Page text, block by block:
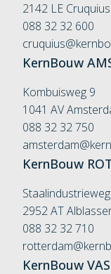
2142 LE Cruquius
088 32 32 600
KernBouw
Kombuisweg 9
1041 AV
088 32 32 750
KernBouw
2952 AT
088 32 32 710
KernBouw